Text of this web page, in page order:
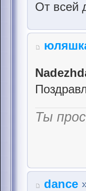
От всей
Ты
dance